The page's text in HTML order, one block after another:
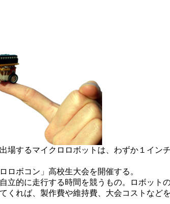
するマイクロロボットは、わずか１イン
ボコン」高校生大会を開催する。
的に走行する時間を競うもの。ロボット
れば、製作費や維持費、大会コストなど